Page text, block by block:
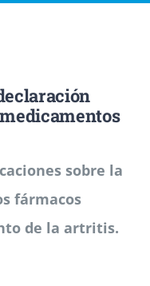
sobre la
fármacos
de la artritis.